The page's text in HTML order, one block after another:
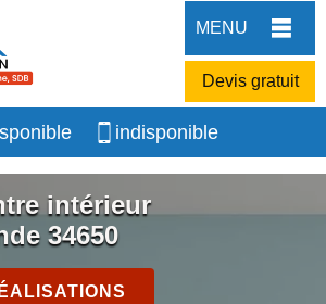
MENU
Devis gratuit
indisponible
intérieur
34650